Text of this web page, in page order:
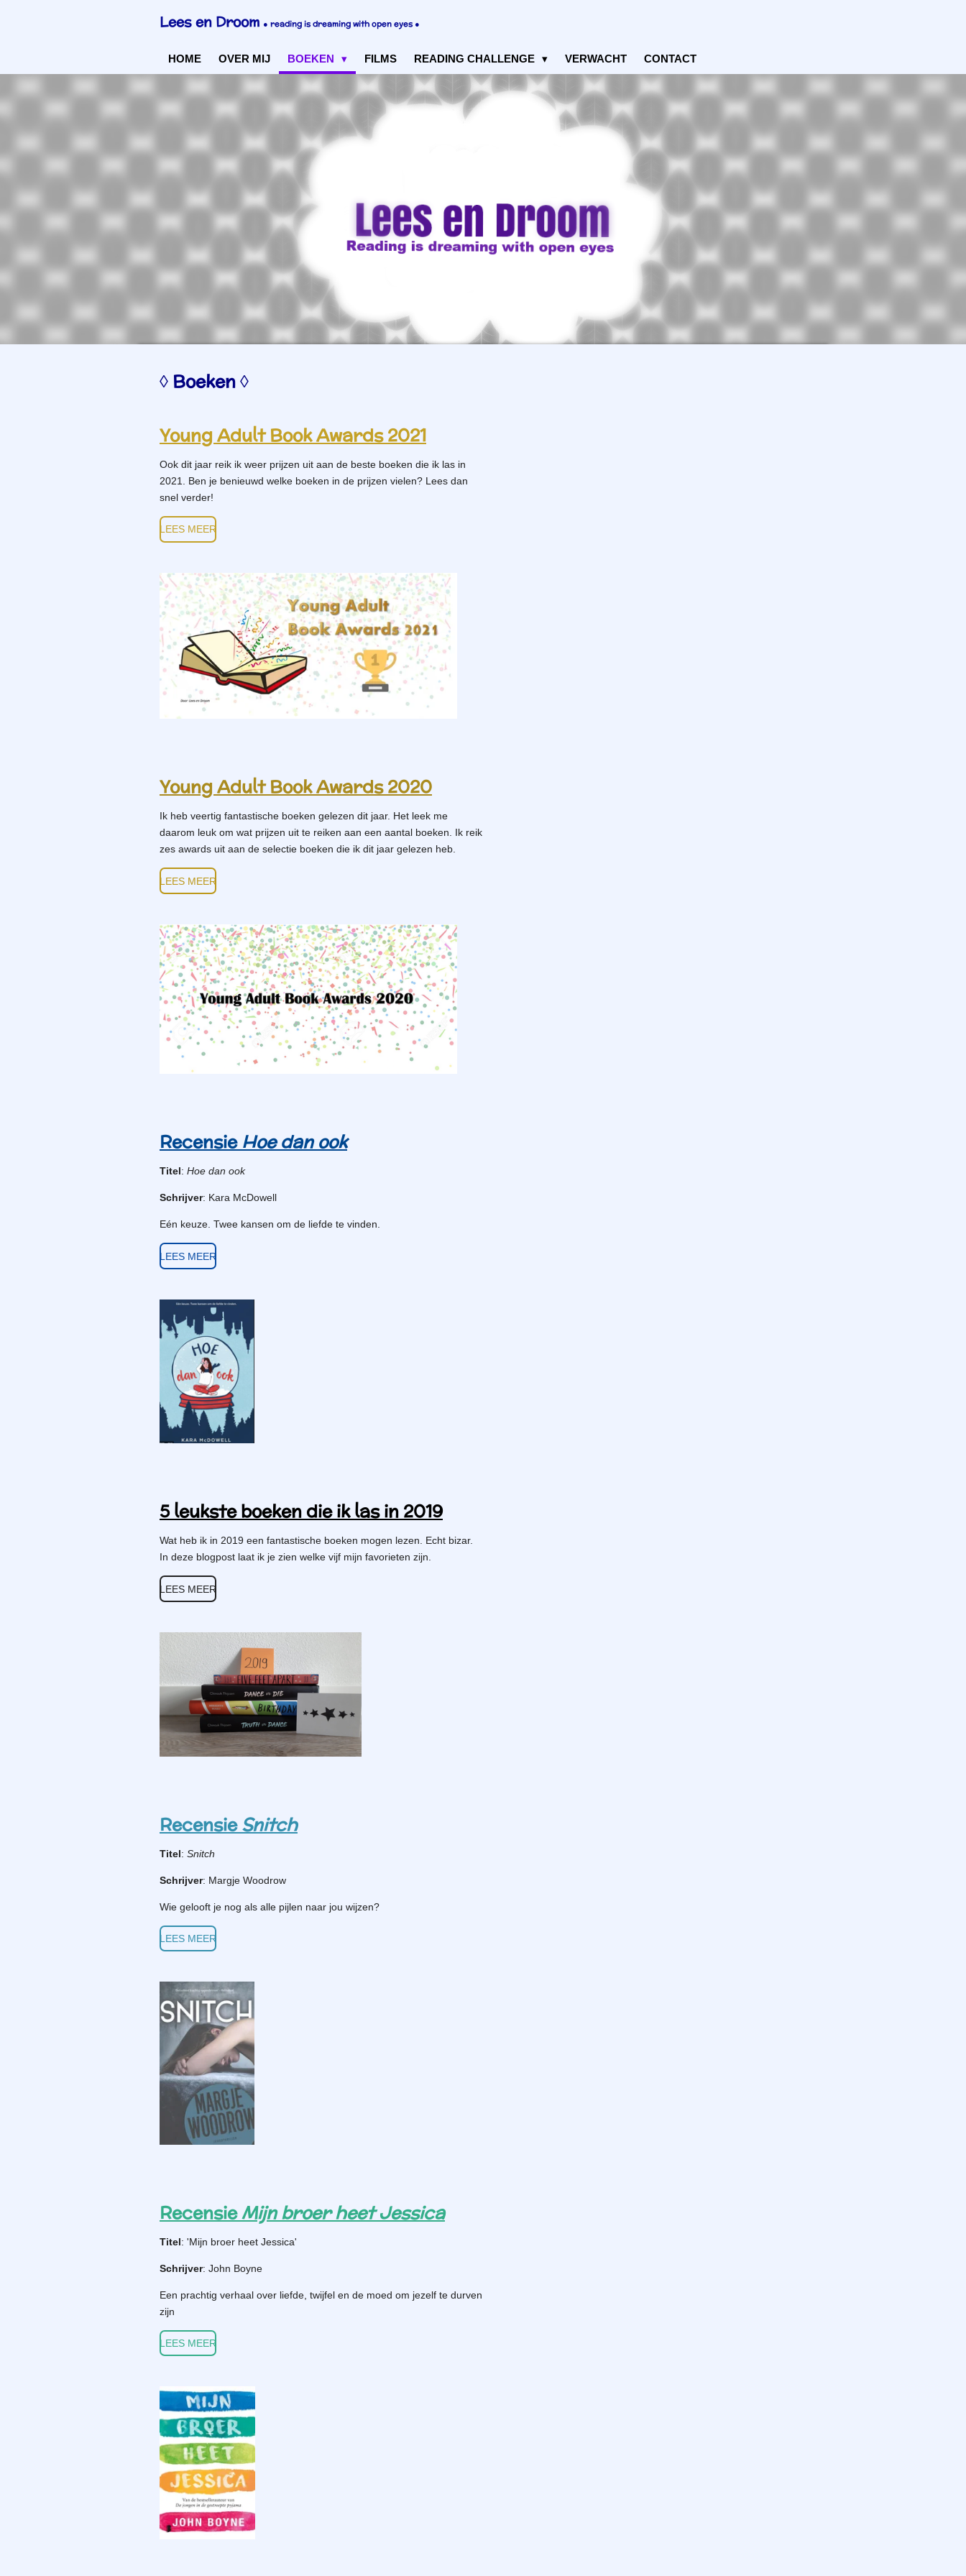
Lees en Droom ● reading is dreaming with open eyes ●
HOME OVER MIJ BOEKEN FILMS READING CHALLENGE VERWACHT CONTACT
◊ Boeken ◊
Young Adult Book Awards 2021
Ook dit jaar reik ik weer prijzen uit aan de beste boeken die ik las in
2021. Ben je benieuwd welke boeken in de prijzen vielen? Lees dan
snel verder!
LEES MEER
Young Adult Book Awards 2020
Ik heb veertig fantastische boeken gelezen dit jaar. Het leek me
daarom leuk om wat prijzen uit te reiken aan een aantal boeken. Ik reik
zes awards uit aan de selectie boeken die ik dit jaar gelezen heb.
LEES MEER
RecensieHoe dan ook
Titel: Hoe dan ook
Schrijver: Kara McDowell
Eén keuze. Twee kansen om de liefde te vinden.
LEES MEER
5 leukste boeken die ik las in 2019
Wat heb ik in 2019 een fantastische boeken mogen lezen. Echt bizar.
In deze blogpost laat ik je zien welke vijf mijn favorieten zijn.
LEES MEER
RecensieSnitch
Titel: Snitch
Schrijver: Margje Woodrow
Wie gelooft je nog als alle pijlen naar jou wijzen?
LEES MEER
RecensieMijn broer heet Jessica
Titel: 'Mijn broer heet Jessica'
Schrijver: John Boyne
Een prachtig verhaal over liefde, twijfel en de moed om jezelf te durven
zijn
LEES MEER